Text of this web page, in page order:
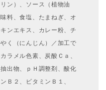
ン）、ソース（植物油
料、食塩、たまねぎ、オ
ンエキス、カレー粉、チ
く（にんじん）／加工で
ラメル色素、炭酸Ｃａ、
出物、ｐＨ調整剤、酸化
Ｂ２、ビタミンＢ１、